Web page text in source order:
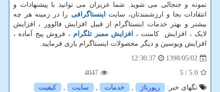
نمونه و جنجالی می شوید. شما عزیزان می توانید با پیشنهادات و
انتقادات بجا و ارزشمندتان، سایت
اینستاگرافی را در زمینه هر چه
بیشتر و بهتر خدمات اینستاگرام از قبیل افزایش فالوور ، افزایش
لایک ، افزایش کامنت ،
افزایش ممبر تلگرام ، فروش پیج آماده ،
افزایش ویوسین و دیگر محصولات اینستاگرام یاری فرمایید.
1398/05/02
12:30:37
5.0
/ 5
4047
تگهای خبر:
رپورتاژ , خدمات , سایت , كیفیت